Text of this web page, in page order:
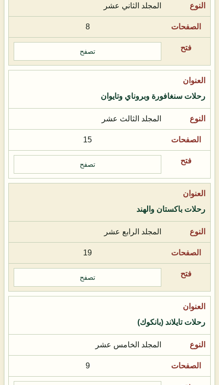
المجلد الثاني عشر
8
تصفح
رحلات سنغافورة وبروناي وتايوان
المجلد الثالث عشر
15
تصفح
رحلات باكستان والهند
المجلد الرابع عشر
19
تصفح
رحلات تايلاند (بانكوك)
المجلد الخامس عشر
9